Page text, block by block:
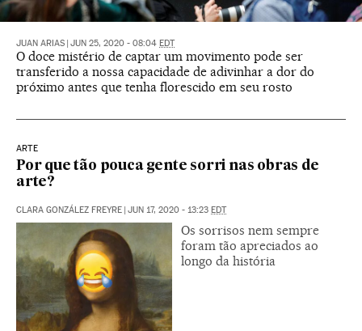
JUAN ARIAS JUN 25, 2020 - 08:04 EDT
O doce mistério de captar um movimento pode ser
transferido a nossa capacidade de adivinhar a dor do
próximo antes que tenha florescido em seu rosto
ARTE
Por que tão pouca gente sorri nas obras de
arte?
CLARA GONZÁLEZ FREYRE JUN 17, 2020 - 13:23 EDT
Os sorrisos nem sempre
foram tão apreciados ao
longo da história